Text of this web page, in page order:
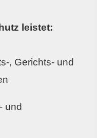
leistet:
, Gerichts- und
und